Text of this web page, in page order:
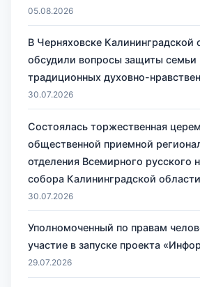
05.08.2026
В Черняховске Калининградской
обсудили вопросы защиты семьи
традиционных духовно-
30.07.2026
Состоялась торжественная
общественной приемной
отделения Всемирного русского
собора Калининградской области
30.07.2026
Уполномоченный по правам
участие в запуске проекта
29.07.2026